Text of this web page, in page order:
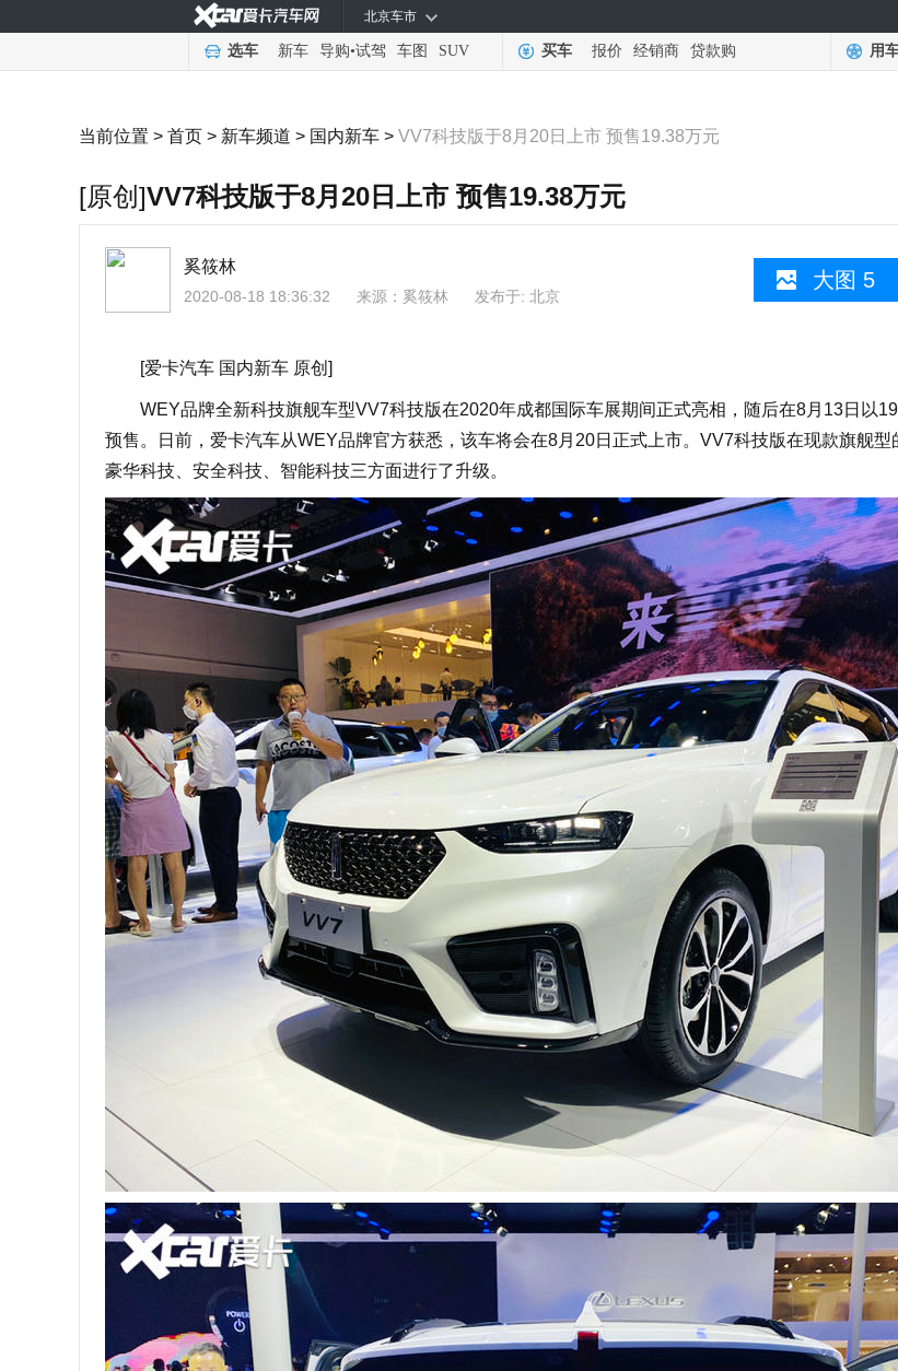
北京车市
选车 新车 导购•试驾 车图 SUV 买车 报价 经销商 贷款购 用
当前位置 > 首页 > 新车频道 > 国内新车 > VV7科技版于8月20日上市 预售19.38万元
[原创]VV7科技版于8月20日上市 预售19.38万元
大图 5
奚筱林
2020-08-18 18:36:32 来源： 奚筱林 发布于: 北京
[爱卡汽车 国内新车 原创]
WEY品牌全新科技旗舰车型VV7科技版在2020年成都国际车展期间正式亮相，随后在8月13日以
预售。日前，爱卡汽车从WEY品牌官方获悉，该车将会在8月20日正式上市。VV7科技版在现款旗舰型
豪华科技、安全科技、智能科技三方面进行了升级。